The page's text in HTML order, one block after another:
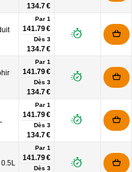
134.7 €
Par 1
141.79 €
Dès 3
134.7 €
Par 1
141.79 €
Dès 3
134.7 €
Par 1
141.79 €
Dès 3
134.7 €
Par 1
141.79 €
Dès 3